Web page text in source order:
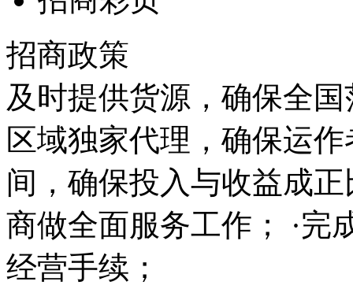
招商政策
及时提供货源，确保全
区域独家代理，确保运
间，确保投入与收益成
商做全面服务工作； ·完
经营手续；